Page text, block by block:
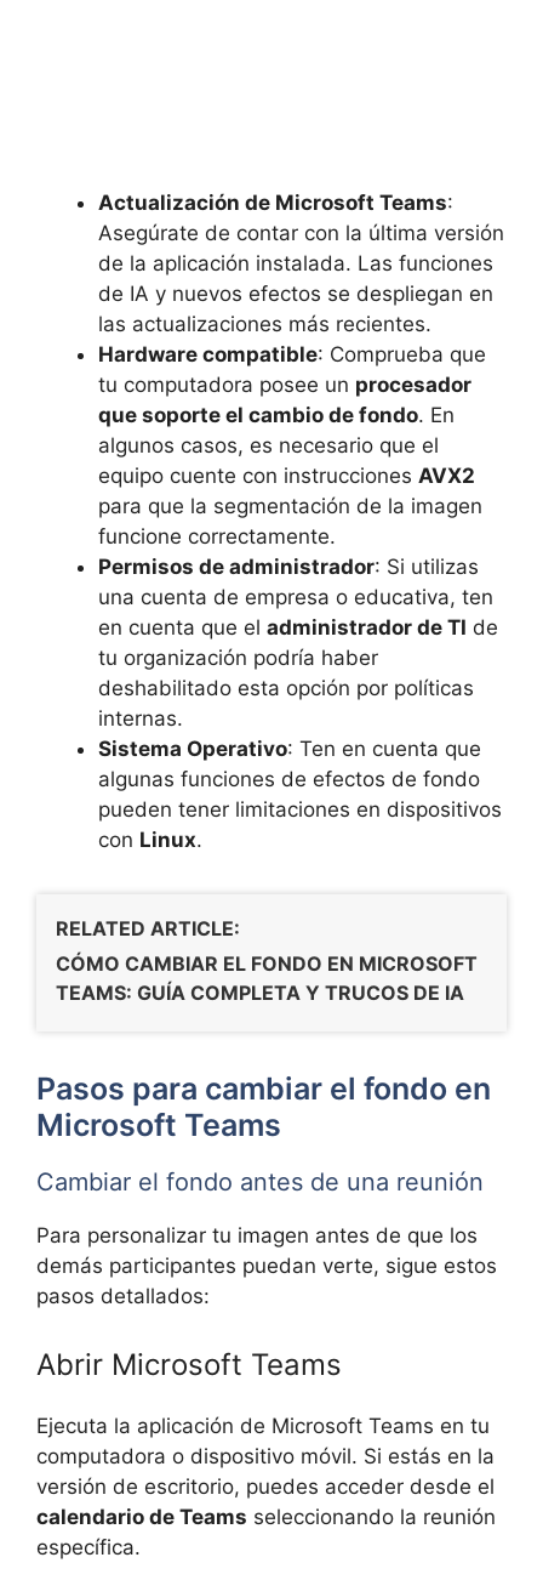
Actualización de Microsoft Teams:
Asegúrate de contar con la última versión
de la aplicación instalada. Las funciones
de IA y nuevos efectos se despliegan en
las actualizaciones más recientes.
Hardware compatible: Comprueba que
tu computadora posee un procesador
que soporte el cambio de fondo. En
algunos casos, es necesario que el
equipo cuente con instrucciones AVX2
para que la segmentación de la imagen
funcione correctamente.
Permisos de administrador: Si utilizas
una cuenta de empresa o educativa, ten
en cuenta que el administrador de TI de
tu organización podría haber
deshabilitado esta opción por políticas
internas.
Sistema Operativo: Ten en cuenta que
algunas funciones de efectos de fondo
pueden tener limitaciones en dispositivos
con Linux.
RELATED ARTICLE:
CÓMO CAMBIAR EL FONDO EN MICROSOFT
TEAMS: GUÍA COMPLETA Y TRUCOS DE IA
Pasos para cambiar el fondo en
Microsoft Teams
Cambiar el fondo antes de una reunión
Para personalizar tu imagen antes de que los
demás participantes puedan verte, sigue estos
pasos detallados:
Abrir Microsoft Teams
Ejecuta la aplicación de Microsoft Teams en tu
computadora o dispositivo móvil. Si estás en la
versión de escritorio, puedes acceder desde el
calendario de Teams seleccionando la reunión
específica.